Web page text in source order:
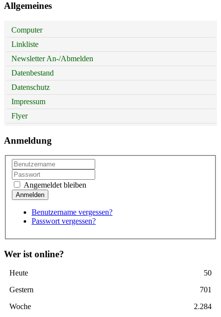
Allgemeines
Computer
Linkliste
Newsletter An-/Abmelden
Datenbestand
Datenschutz
Impressum
Flyer
Anmeldung
Angemeldet bleiben
Benutzername vergessen?
Passwort vergessen?
Wer ist online?
Heute
50
Gestern
701
Woche
2.284